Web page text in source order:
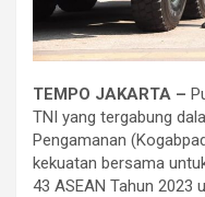
TEMPO JAKARTA –
TNI yang tergabung
Pengamanan
kekuatan bersama
43 ASEAN Tahun 2023